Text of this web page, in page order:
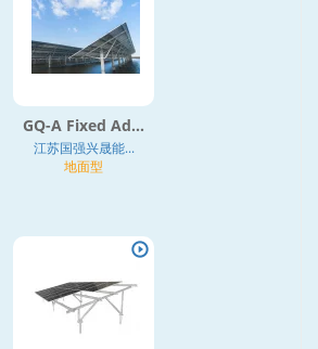
GQ-A Fixed Ad...
江苏国强兴晟能...
地面型